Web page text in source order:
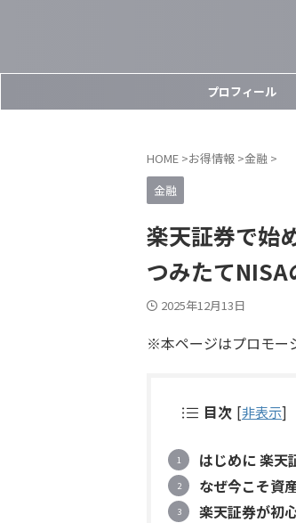
プロフィール
HOME >お得情報 >金融 >
金融
楽天証券で始
つみたてNISA
2025年12月13日
※本ページはプロモー
目次 [非表示]
はじめに 楽天
なぜ今こそ資
楽天証券が初